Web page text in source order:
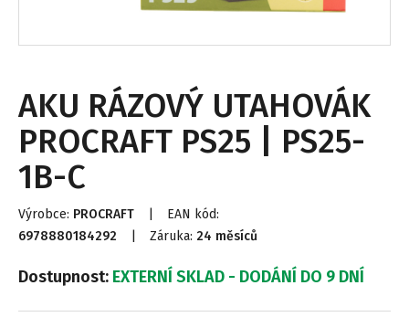
AKU RÁZOVÝ UTAHOVÁK
PROCRAFT PS25 | PS25-
1B-C
Výrobce: PROCRAFT
EAN kód:
6978880184292
Záruka: 24 měsíců
Dostupnost: EXTERNÍ SKLAD - DODÁNÍ DO 9 DNÍ